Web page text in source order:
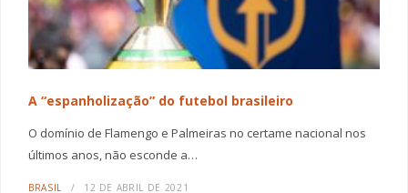
A “espanholização” do futebol brasileiro
O domínio de Flamengo e Palmeiras no certame nacional nos
últimos anos, não esconde a…
BRASIL 12 DE ABRIL DE 2021